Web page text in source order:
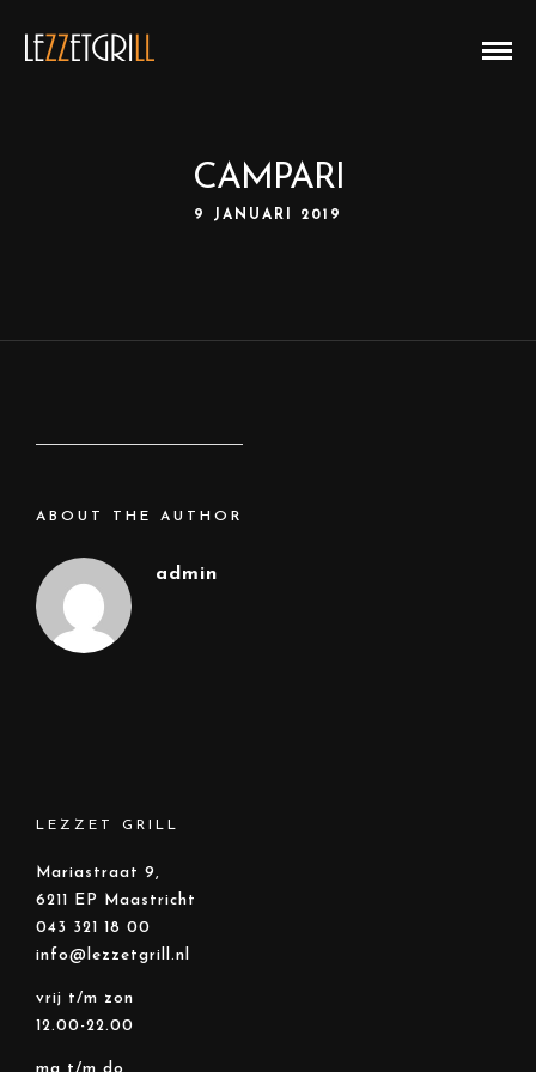
CAMPARI
9 JANUARI 2019
ABOUT THE AUTHOR
admin
LEZZET GRILL
Mariastraat 9,
6211 EP Maastricht
043 321 18 00
info@lezzetgrill.nl
vrij t/m zon
12.00-22.00
ma t/m do